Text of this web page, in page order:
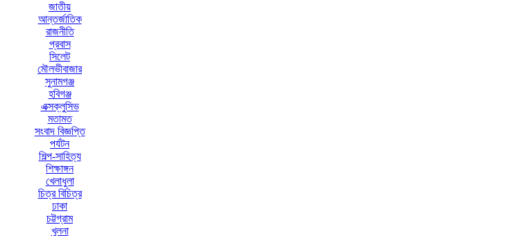
জাতীয়
আন্তর্জাতিক
রাজনীতি
প্রবাস
সিলেট
মৌলভীবাজার
সুনামগঞ্জ
হবিগঞ্জ
এক্সক্লুসিভ
মতামত
সংবাদ বিজ্ঞপ্তি
পর্যটন
শিল্প-সাহিত্য
শিক্ষাঙ্গন
খেলাধুলা
চিত্র বিচিত্র
ঢাকা
চট্টগ্রাম
খুলনা